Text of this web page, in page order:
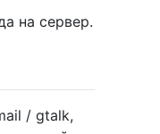
на сервер.
/ gtalk,